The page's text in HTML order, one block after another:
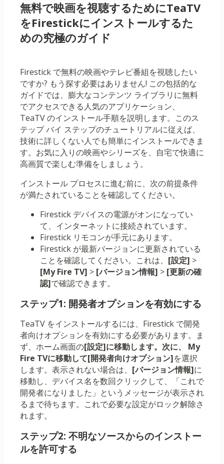
無料で映画を視聴するためにTeaTV
をFirestickにインストールするた
めの究極のガイド
Firestick で無料の映画やテレビ番組を視聴したい
ですか? もう探す必要はありません! この包括的な
ガイドでは、膨大なコンテンツ ライブラリに無料
でアクセスできる人気のアプリケーション、
TeaTV のインストール手順を説明します。このス
テップ バイ ステップのチュートリアルに従えば、
技術に詳しくない人でも簡単にインストールできま
す。お気に入りの映画やシリーズを、自宅で快適に
高画質で楽しむ準備をしましょう。
インストール プロセスに進む前に、次の前提条件
が満たされていることを確認してください。
Firestick デバイスの電源がオンになってい
て、インターネットに接続されています。
Firestick リモコンが手元にあります。
Firestick が最新バージョンに更新されている
ことを確認してください。これは、 [設定] >
[My Fire TV] > [バージョン情報] > [更新の確
認]で確認できます。
ステップ1: 開発者オプションを有効にする
TeaTV をインストールするには、Firestick で開発
者向けオプションを有効にする必要があります。ま
ず、ホーム画面の[設定]に移動します。次に、 My
Fire TVに移動して[開発者向けオプション]を選択
します。表示されない場合は、 [バージョン情報]に
移動し、デバイス名を数回クリックして、「これで
開発者になりました」というメッセージが表示され
るまで待ちます。これで必要な設定がロック解除さ
れます。
ステップ2: 不明なソースからのインストー
ルを許可する